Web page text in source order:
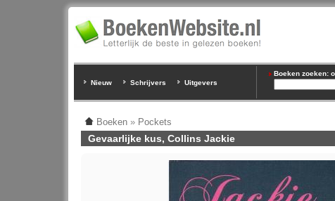
Nieuw Schrijvers Uitgevers
Boeken zoeken:
Boeken » Pockets
Gevaarlijke kus, Collins Jackie